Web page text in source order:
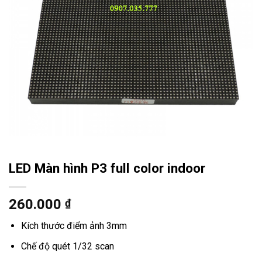
LED Màn hình P3 full color indoor
260.000 ₫
Kích thước điểm ảnh 3mm
Chế độ quét 1/32 scan